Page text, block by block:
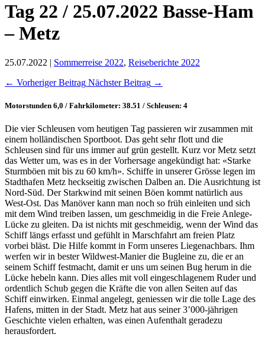
Tag 22 / 25.07.2022 Basse-Ham
– Metz
25.07.2022 | Sommerreise 2022, Reiseberichte 2022
← Vorheriger Beitrag Nächster Beitrag →
Motorstunden 6,0 / Fahrkilometer: 38.51 / Schleusen: 4
Die vier Schleusen vom heutigen Tag passieren wir zusammen mit
einem holländischen Sportboot. Das geht sehr flott und die
Schleusen sind für uns immer auf grün gestellt. Kurz vor Metz setzt
das Wetter um, was es in der Vorhersage angekündigt hat: «Starke
Sturmböen mit bis zu 60 km/h». Schiffe in unserer Grösse legen im
Stadthafen Metz heckseitig zwischen Dalben an. Die Ausrichtung ist
Nord-Süd. Der Starkwind mit seinen Böen kommt natürlich aus
West-Ost. Das Manöver kann man noch so früh einleiten und sich
mit dem Wind treiben lassen, um geschmeidig in die Freie Anlege-
Lücke zu gleiten. Da ist nichts mit geschmeidig, wenn der Wind das
Schiff längs erfasst und gefühlt in Marschfahrt am freien Platz
vorbei bläst. Die Hilfe kommt in Form unseres Liegenachbars. Ihm
werfen wir in bester Wildwest-Manier die Bugleine zu, die er an
seinem Schiff festmacht, damit er uns um seinen Bug herum in die
Lücke hebeln kann. Dies alles mit voll eingeschlagenem Ruder und
ordentlich Schub gegen die Kräfte die von allen Seiten auf das
Schiff einwirken. Einmal angelegt, geniessen wir die tolle Lage des
Hafens, mitten in der Stadt. Metz hat aus seiner 3’000-jährigen
Geschichte vielen erhalten, was einen Aufenthalt geradezu
herausfordert.